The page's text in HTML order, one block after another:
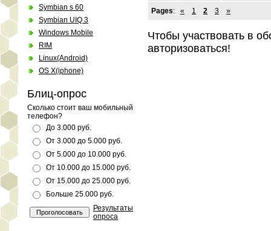
Symbian s 60
Symbian UIQ 3
Windows Mobile
RIM
Linux(Android)
OS X(iphone)
Блиц-опрос
Сколько стоит ваш мобильный
телефон?
До 3.000 руб.
От 3.000 до 5.000 руб.
От 5.000 до 10.000 руб.
От 10.000 до 15.000 руб.
От 15.000 до 25.000 руб.
Больше 25.000 руб.
Результаты
опроса
Pages: « 1 2 3 »
Чтобы участвовать в
авторизоваться!